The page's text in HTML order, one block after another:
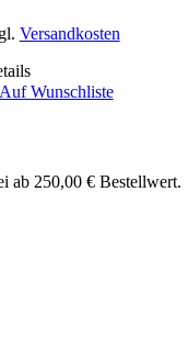
Versandkosten
Wunschliste
ab 250,00 € Bestellwert.